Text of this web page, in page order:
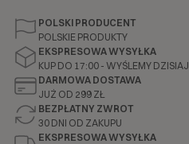
POLSKI PRODUCENT
POLSKIE PRODUKTY
EKSPRESOWA WYSYŁKA
KUP DO 17:00 - WYŚLEMY DZISIAJ
DARMOWA DOSTAWA
JUŻ OD 299 ZŁ
BEZPŁATNY ZWROT
30 DNI OD ZAKUPU
EKSPRESOWA WYSYŁKA